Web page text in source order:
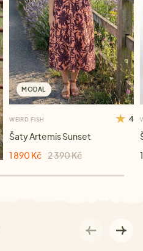
MODAL
WEIRD FISH 4
Šaty Artemis Sunset
1 890 Kč 2 390 Kč